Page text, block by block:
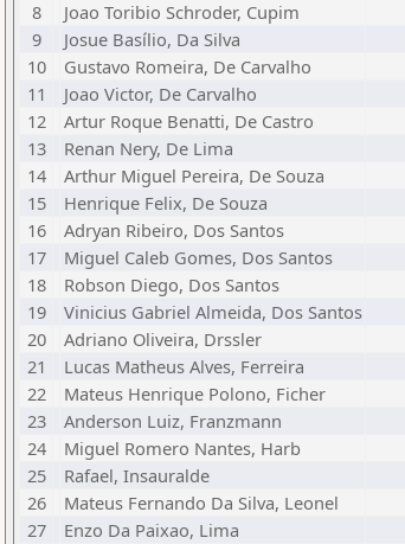
8
Joao Toribio Schroder, Cupim
9
Josue Basílio, Da Silva
10
Gustavo Romeira, De Carvalho
11
Joao Victor, De Carvalho
12
Artur Roque Benatti, De Castro
13
Renan Nery, De Lima
14
Arthur Miguel Pereira, De Souza
15
Henrique Felix, De Souza
16
Adryan Ribeiro, Dos Santos
17
Miguel Caleb Gomes, Dos Santos
18
Robson Diego, Dos Santos
19
Vinicius Gabriel Almeida, Dos Santos
20
Adriano Oliveira, Drssler
21
Lucas Matheus Alves, Ferreira
22
Mateus Henrique Polono, Ficher
23
Anderson Luiz, Franzmann
24
Miguel Romero Nantes, Harb
25
Rafael, Insauralde
26
Mateus Fernando Da Silva, Leonel
27
Enzo Da Paixao, Lima